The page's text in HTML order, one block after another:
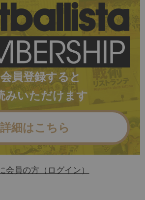
員登録すると
みいただけます
詳細はこちら
会員の方（ログイン）